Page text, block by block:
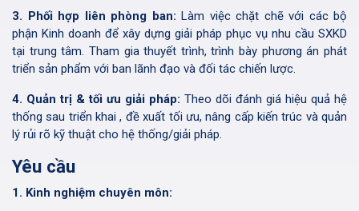
3. Phối hợp liên phòng ban: Làm việc chặt chẽ với các bộ
phận Kinh doanh để xây dựng giải pháp phục vụ nhu cầu SXKD
tại trung tâm. Tham gia thuyết trình, trình bày phương án phát
triển sản phẩm với ban lãnh đạo và đối tác chiến lược.
4. Quản trị & tối ưu giải pháp: Theo dõi đánh giá hiệu quả hệ
thống sau triển khai , đề xuất tối ưu, nâng cấp kiến trúc và quản
lý rủi rõ kỹ thuật cho hệ thống/giải pháp.
Yêu cầu
1. Kinh nghiệm chuyên môn: